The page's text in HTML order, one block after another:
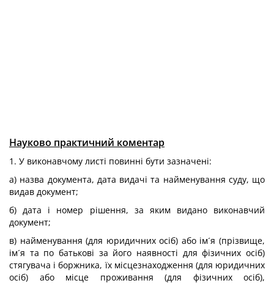
Науково практичний коментар
1. У виконавчому листі повинні бути зазначені:
а) назва документа, дата видачі та найменування суду, що
видав документ;
б) дата і номер рішення, за яким видано виконавчий
документ;
в) найменування (для юридичних осіб) або ім´я (прізвище,
ім´я та по батькові за його наявності для фізичних осіб)
стягувача і боржника, їх місцезнаходження (для юридичних
осіб) або місце проживання (для фізичних осіб),